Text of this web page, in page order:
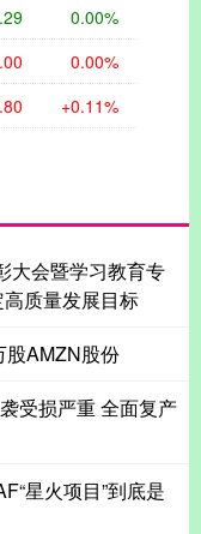
0.00%
0.00%
+0.11%
大会暨学习教育专
质量发展目标
股AMZN股份
受损严重 全面复产
星火项目”到底是